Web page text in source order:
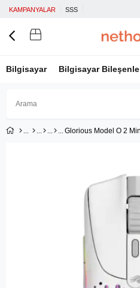
KAMPANYALAR SSS
Bilgisayar Bilgisayar